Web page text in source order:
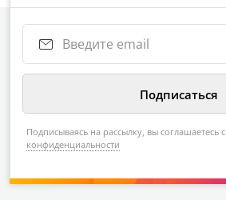
Подписываясь на рассылку, вы соглашаетесь с
конфиденциальности